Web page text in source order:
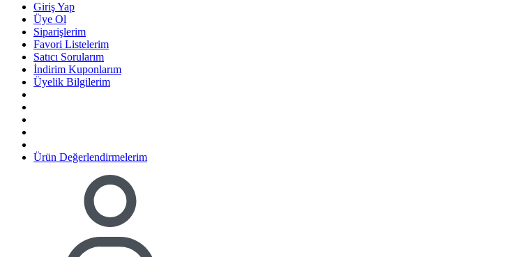
Giriş Yap
Üye Ol
Siparişlerim
Favori Listelerim
Satıcı Sorularım
İndirim Kuponlarım
Üyelik Bilgilerim
Ürün Değerlendirmelerim